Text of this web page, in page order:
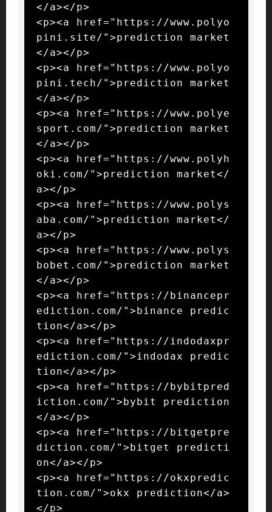
</a></p>
<p><a href="https://www.polyo
pini.site/">prediction market
</a></p>
<p><a href="https://www.polyo
pini.tech/">prediction market
</a></p>
<p><a href="https://www.polye
sport.com/">prediction market
</a></p>
<p><a href="https://www.polyh
oki.com/">prediction market</
a></p>
<p><a href="https://www.polys
aba.com/">prediction market</
a></p>
<p><a href="https://www.polys
bobet.com/">prediction market
</a></p>
<p><a href="https://binancepr
ediction.com/">binance predic
tion</a></p>
<p><a href="https://indodaxpr
ediction.com/">indodax predic
tion</a></p>
<p><a href="https://bybitpred
iction.com/">bybit prediction
</a></p>
<p><a href="https://bitgetpre
diction.com/">bitget predicti
on</a></p>
<p><a href="https://okxpredic
tion.com/">okx prediction</a>
</p>